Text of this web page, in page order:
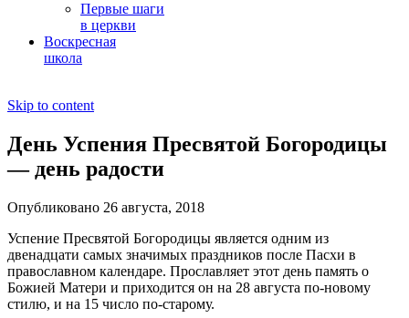
Первые шаги
в церкви
Воскресная
школа
Skip to content
День Успения Пресвятой Богородицы
— день радости
Опубликовано 26 августа, 2018
Успение Пресвятой Богородицы является одним из
двенадцати самых значимых праздников после Пасхи в
православном календаре. Прославляет этот день память о
Божией Матери и приходится он на 28 августа по-новому
стилю, и на 15 число по-старому.